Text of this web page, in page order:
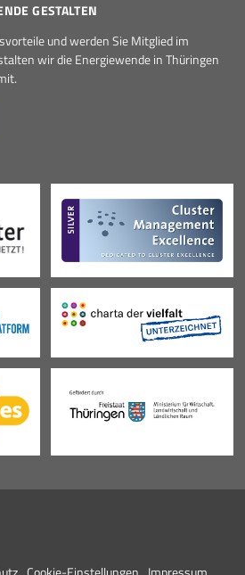
GESTALTEN
und werden Sie Mitglied im
wir die Energiewende in Thüringen